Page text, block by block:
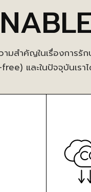
มสำคัญในเรื่องการรั
และในปัจจุบันเร